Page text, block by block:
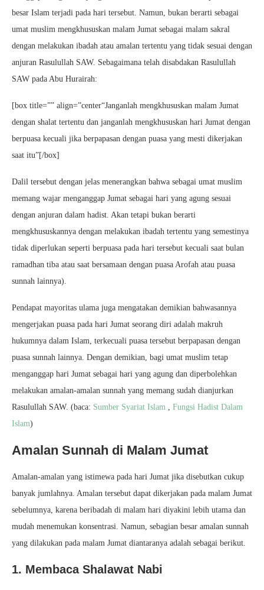
besar Islam terjadi pada hari tersebut. Namun, bukan berarti sebagai
umat muslim mengkhususkan malam Jumat sebagai malam sakral
dengan melakukan ibadah atau amalan tertentu yang tidak sesuai dengan
anjuran Rasulullah SAW. Sebagaimana telah disabdakan Rasulullah
SAW pada Abu Hurairah:
[box title=”” align=”center“Janganlah mengkhususkan malam Jumat
dengan shalat tertentu dan janganlah mengkhususkan hari Jumat dengan
berpuasa kecuali jika berpapasan dengan puasa yang mesti dikerjakan
saat itu”[/box]
Dalil tersebut dengan jelas menerangkan bahwa sebagai umat muslim
memang wajar menganggap Jumat sebagai hari yang agung sesuai
dengan anjuran dalam hadist. Akan tetapi bukan berarti
mengkhususkannya dengan melakukan ibadah tertentu yang semestinya
tidak diperlukan seperti berpuasa pada hari tersebut kecuali saat bulan
ramadhan tiba atau saat bersamaan dengan puasa Arofah atau puasa
sunnah lainnya).
Pendapat mayoritas ulama juga mengatakan demikian bahwasannya
mengerjakan puasa pada hari Jumat seorang diri adalah makruh
hukumnya dalam Islam, terkecuali puasa tersebut berpapasan dengan
puasa sunnah lainnya. Dengan demikian, bagi umat muslim tetap
menganggap hari Jumat sebagai hari yang agung dan diperbolehkan
melakukan amalan-amalan sunnah yang memang sudah dianjurkan
Rasulullah SAW. (baca: Sumber Syariat Islam , Fungsi Hadist Dalam
Islam)
Amalan Sunnah di Malam Jumat
Amalan-amalan yang istimewa pada hari Jumat jika disebutkan cukup
banyak jumlahnya. Amalan tersebut dapat dikerjakan pada malam Jumat
sebelumnya, karena beribadah di malam hari diyakini lebih utama dan
mudah menemukan konsentrasi. Namun, sebagian besar amalan sunnah
yang dilakukan pada malam Jumat diantaranya adalah sebagai berikut.
1. Membaca Shalawat Nabi